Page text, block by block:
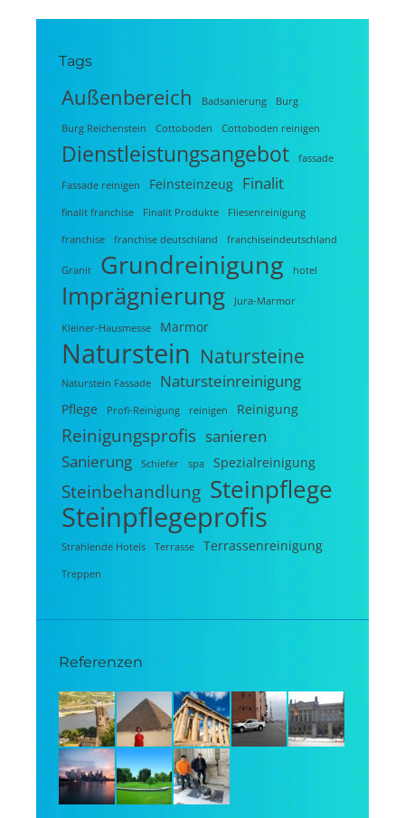
Tags
Außenbereich Badsanierung Burg
Burg Reichenstein Cottoboden Cottoboden reinigen
Dienstleistungsangebot fassade
Fassade reinigen Feinsteinzeug Finalit
finalit franchise Finalit Produkte Fliesenreinigung
franchise franchise deutschland franchiseindeutschland
Granit Grundreinigung hotel
Imprägnierung Jura-Marmor
Kleiner-Hausmesse Marmor
Naturstein Natursteine
Naturstein Fassade Natursteinreinigung
Pflege Profi-Reinigung reinigen Reinigung
Reinigungsprofis sanieren
Sanierung
Schiefer spa Spezialreinigung
Steinbehandlung Steinpflege
Steinpflegeprofis
Strahlende Hotels Terrasse Terrassenreinigung
Treppen
Referenzen